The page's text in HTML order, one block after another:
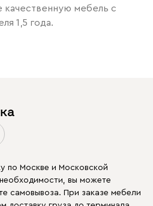
качественную мебель с
1,5 года.
по Москве и Московской
вы можете
самовывоза. При заказе мебели